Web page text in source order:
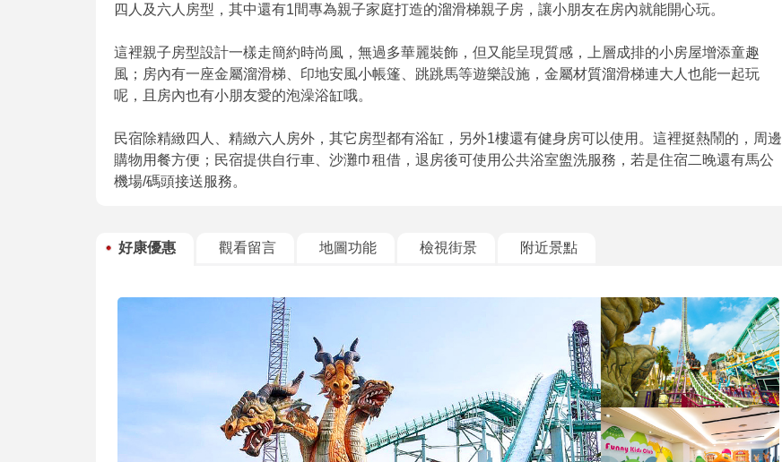
四人及六人房型，其中還有1間專為親子家庭打造的溜滑梯親子房，讓小朋友在房內就能開心玩。
這裡親子房型設計一樣走簡約時尚風，無過多華麗裝飾，但又能呈現質感，上層成排的小房屋增添童趣
風；房內有一座金屬溜滑梯、印地安風小帳篷、跳跳馬等遊樂設施，金屬材質溜滑梯連大人也能一起玩
呢，且房內也有小朋友愛的泡澡浴缸哦。
民宿除精緻四人、精緻六人房外，其它房型都有浴缸，另外1樓還有健身房可以使用。這裡挺熱鬧的，周邊
購物用餐方便；民宿提供自行車、沙灘巾租借，退房後可使用公共浴室盥洗服務，若是住宿二晚還有馬公
機場/碼頭接送服務。
好康優惠 觀看留言 地圖功能 檢視街景 附近景點